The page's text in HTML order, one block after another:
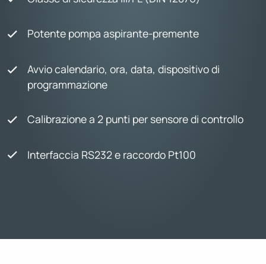
Potente pompa aspirante-premente
Avvio calendario, ora, data, dispositivo di
programmazione
Calibrazione a 2 punti per sensore di controllo
Interfaccia RS232 e raccordo Pt100